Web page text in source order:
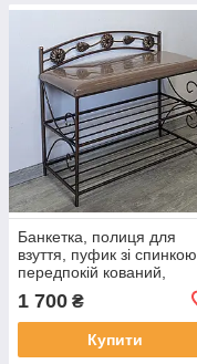
Банкетка, полиця для
взуття, пуфик зі спинкою,
передпокій кований,
сидінням "Квітка" 60
1 700 ₴
Купити